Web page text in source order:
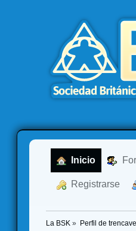
Inicio
Registrarse
La BSK » Perfil de trencavel